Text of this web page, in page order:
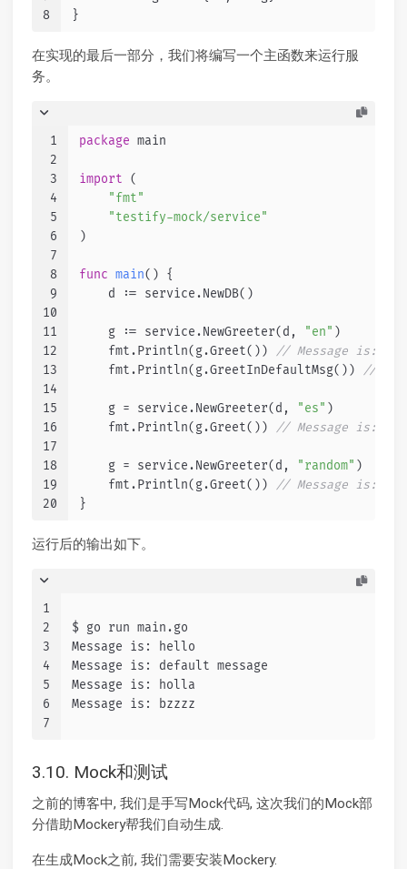
8
}
在实现的最后一部分，我们将编写一个主函数来运行服
务。
1
2
3
4
5
6
7
8
9
10
11
12
13
14
15
16
17
18
19
20
package main
import (
"fmt"
"testify-mock/service"
)
func main() {
    d := service.NewDB()
    g := service.NewGreeter(d,
"en" )
    fmt.Println(g.Greet())
// Message is:
    fmt.Println(g.GreetInDefaultMsg())
//
    g = service.NewGreeter(d,
"es" )
    fmt.Println(g.Greet())
// Message is:
    g = service.NewGreeter(d,
"random" )
    fmt.Println(g.Greet())
// Message is:
}
运行后的输出如下。
1
2
3
4
5
6
7
$ go run main.go
Message is: hello
Message is: default message
Message is: holla
Message is: bzzzz
3.10. Mock和测试
之前的博客中, 我们是手写Mock代码, 这次我们的Mock部
分借助Mockery帮我们自动生成.
在生成Mock之前, 我们需要安装Mockery.